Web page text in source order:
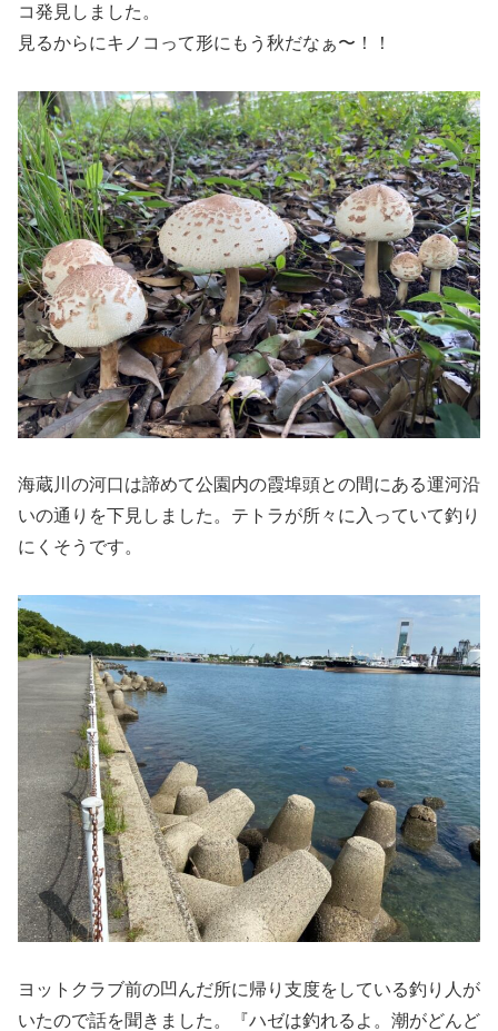
コ発見しました。
見るからにキノコって形にもう秋だなぁ〜！！
海蔵川の河口は諦めて公園内の霞埠頭との間にある運河沿
いの通りを下見しました。テトラが所々に入っていて釣り
にくそうです。
ヨットクラブ前の凹んだ所に帰り支度をしている釣り人が
いたので話を聞きました。『ハゼは釣れるよ。潮がどんど